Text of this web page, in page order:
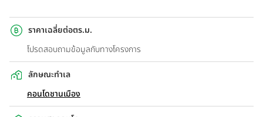
ราคาเฉลี่ยต่อตร.ม.
โปรดสอบถามข้อมูลกับทางโครงการ
ลักษณะทำเล
คอนโดชานเมือง